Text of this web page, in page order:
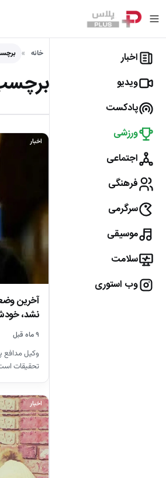
اخبار
ویدیو
پادکست
ورزشی
اجتماعی
فرهنگی
سرگرمی
موسیقی
سلامت
وب استوری
خانه
اخبار
آخرین
نشد،
۹ ماه قبل
وکیل مدافع
تحقیقات
اخبار